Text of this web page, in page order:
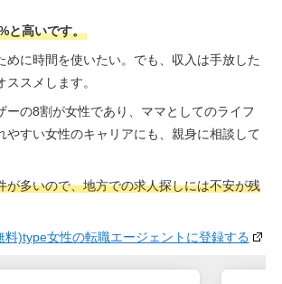
と高いです。
めに時間を使いたい。でも、収入は手放した
ススメします。
ーの8割が女性であり、ママとしてのライフ
やすい女性のキャリアにも、親身に相談して
が多いので、地方での求人探しには不安が残
料)type女性の転職エージェントに登録する